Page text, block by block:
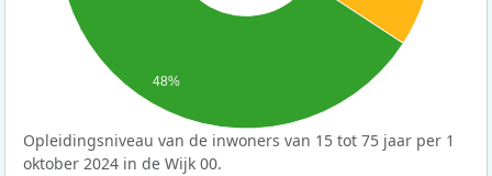
48%
Opleidingsniveau van de inwoners van 15 tot 75 jaar per 1
oktober 2024 in de Wijk 00.